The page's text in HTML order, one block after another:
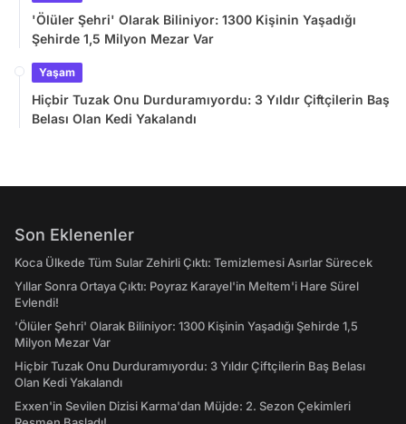
'Ölüler Şehri' Olarak Biliniyor: 1300 Kişinin Yaşadığı
Şehirde 1,5 Milyon Mezar Var
Yaşam
Hiçbir Tuzak Onu Durduramıyordu: 3 Yıldır Çiftçilerin Baş
Belası Olan Kedi Yakalandı
Son Eklenenler
Koca Ülkede Tüm Sular Zehirli Çıktı: Temizlemesi Asırlar Sürecek
Yıllar Sonra Ortaya Çıktı: Poyraz Karayel'in Meltem'i Hare Sürel
Evlendi!
'Ölüler Şehri' Olarak Biliniyor: 1300 Kişinin Yaşadığı Şehirde 1,5
Milyon Mezar Var
Hiçbir Tuzak Onu Durduramıyordu: 3 Yıldır Çiftçilerin Baş Belası
Olan Kedi Yakalandı
Exxen'in Sevilen Dizisi Karma'dan Müjde: 2. Sezon Çekimleri